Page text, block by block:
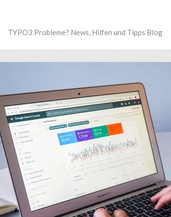
TYPO3 Probleme? News, Hilfen und Tipps Blog